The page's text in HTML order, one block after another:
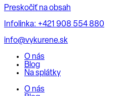
Preskočiť na obsah
Infolinka: +421 908 554 880
info@vykurene.sk
O nás
Blog
Na splátky
O nás